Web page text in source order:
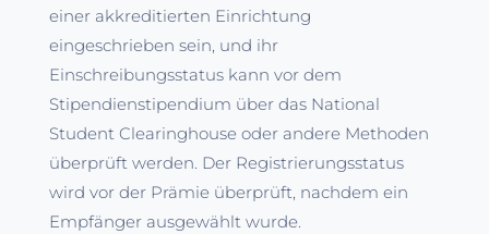
einer akkreditierten Einrichtung
eingeschrieben sein, und ihr
Einschreibungsstatus kann vor dem
Stipendienstipendium über das National
Student Clearinghouse oder andere Methoden
überprüft werden. Der Registrierungsstatus
wird vor der Prämie überprüft, nachdem ein
Empfänger ausgewählt wurde.